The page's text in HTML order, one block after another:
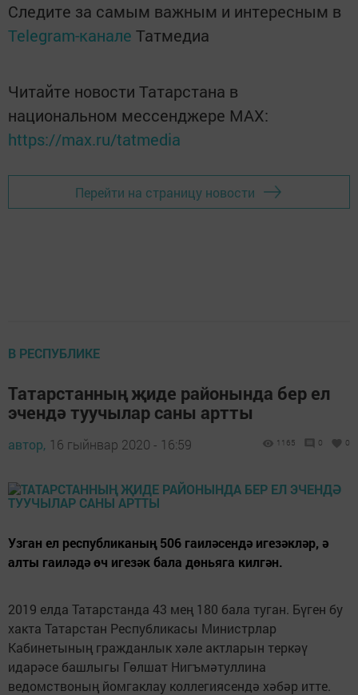
Следите за самым важным и интересным в
Telegram-канале Татмедиа
Читайте новости Татарстана в
национальном мессенджере MАХ:
https://max.ru/tatmedia
Перейти на страницу новости
В РЕСПУБЛИКЕ
Татарстанның җиде районында бер ел
эчендә туучылар саны артты
автор, 16 гыйнвар 2020 - 16:59 1165 0 0
Узган ел республиканың 506 гаиләсендә игезәкләр, ә
алты гаиләдә өч игезәк бала дөньяга килгән.
2019 елда Татарстанда 43 мең 180 бала туган. Бүген бу
хакта Татарстан Республикасы Министрлар
Кабинетының гражданлык хәле актларын теркәү
идарәсе башлыгы Гөлшат Нигъмәтуллина
ведомствоның йомгаклау коллегиясендә хәбәр итте.